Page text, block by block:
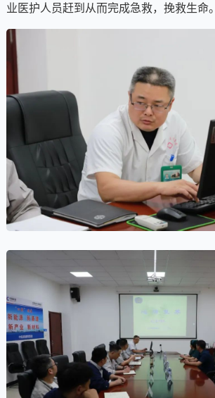
业医护人员赶到从而完成急救，挽救生命。